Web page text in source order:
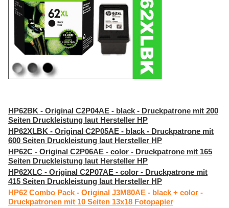
HP62BK - Original C2P04AE - black - Druckpatrone mit 200
Seiten Druckleistung laut Hersteller HP
HP62XLBK - Original C2P05AE - black - Druckpatrone mit
600 Seiten Druckleistung laut Hersteller HP
HP62C - Original C2P06AE - color - Druckpatrone mit 165
Seiten Druckleistung laut Hersteller HP
HP62XLC - Original C2P07AE - color - Druckpatrone mit
415 Seiten Druckleistung laut Hersteller HP
HP62 Combo Pack - Original J3M80AE - black + color -
Druckpatronen mit 10 Seiten 13x18 Fotopapier